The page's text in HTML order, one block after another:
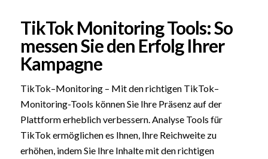
TikTok Monitoring Tools: So
messen Sie den Erfolg Ihrer
Kampagne
TikTok–Monitoring – Mit den richtigen TikTok–
Monitoring-Tools können Sie Ihre Präsenz auf der
Plattform erheblich verbessern. Analyse Tools für
TikTok ermöglichen es Ihnen, Ihre Reichweite zu
erhöhen, indem Sie Ihre Inhalte mit den richtigen